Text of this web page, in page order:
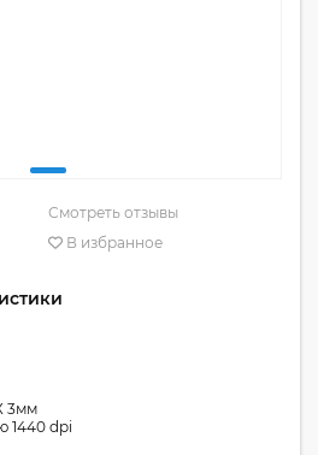
Смотреть отзывы
В избранное
3мм
1440 dpi